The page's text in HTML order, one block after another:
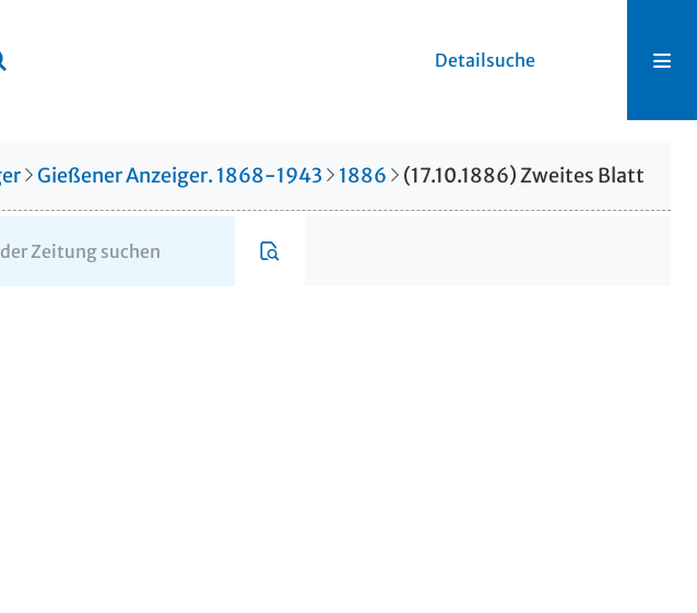
Detailsuche
Gießener Anzeiger. 1868-1943 1886 (17.10.1886) Zweites Blatt